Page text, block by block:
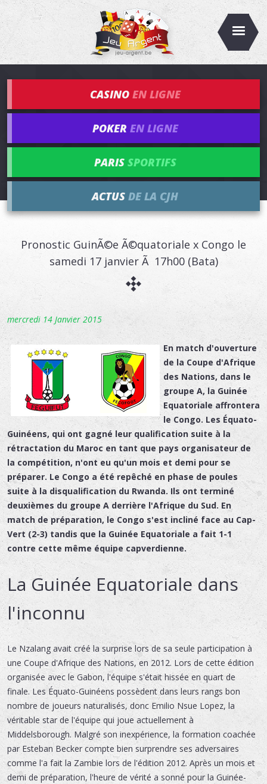
CASINO EN LIGNE
POKER EN LIGNE
PARIS SPORTIFS
ACTUS DE LA CJH
Pronostic GuinÃ©e Ã©quatoriale x Congo le
samedi 17 janvier Ã 17h00 (Bata)
mercredi 14 Janvier 2015
En match d'ouverture
de la Coupe d'Afrique
des Nations, dans le
groupe A, la Guinée
Equatoriale affrontera
le Congo. Les Équato-
Guinéens, qui ont gagné leur qualification suite à la
rétractation du Maroc en tant que pays organisateur de
la compétition, n'ont eu qu'un mois et demi pour se
préparer. Le Congo a été repêché en phase de poules
suite à la disqualification du Rwanda. Ils ont terminé
deuxièmes du groupe A derrière l'Afrique du Sud. En
match de préparation, le Congo s'est incliné face au Cap-
Vert (2-3) tandis que la Guinée Equatoriale a fait 1-1
contre cette même équipe capverdienne.
La Guinée Equatoriale dans
l'inconnu
Le Nzalang avait créé la surprise lors de sa seule participation à
une Coupe d'Afrique des Nations, en 2012. Lors de cette édition
organisée avec le Gabon, l'équipe s'était hissée en quart de
finale. Les Équato-Guinéens possèdent dans leurs rangs bon
nombre de joueurs naturalisés, donc Emilio Nsue Lopez, la
véritable star de l'équipe qui joue actuellement à
Middelsborough. Malgré son inexpérience, la formation coachée
par Esteban Becker compte bien surprendre ses adversaires
comme l'a fait la Zambie lors de l'édition 2012. Après un mois et
demi de préparation, l'heure de vérité a sonné pour la Guinée-